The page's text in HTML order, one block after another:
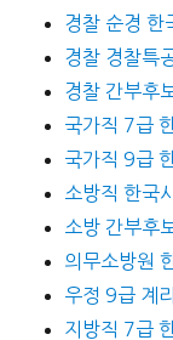
경찰 순경 한
경찰 경찰특
경찰 간부후
국가직 7급
국가직 9급
소방직 한국
소방 간부후
의무소방원
우정 9급 계
지방직 7급